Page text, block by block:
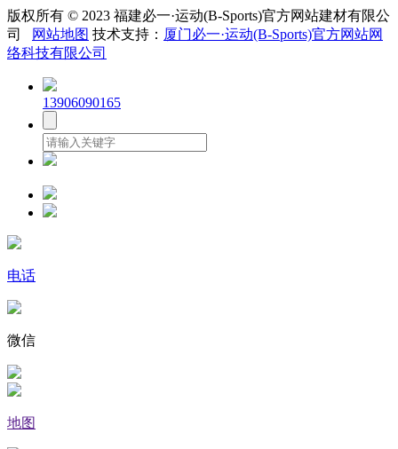
版权所有 © 2023 福建必一·运动(B-Sports)官方网站建材有限公
司
网站地图 技术支持： 厦门必一·运动(B-Sports)官方网站网
络科技有限公司
13906090165
电话
微信
地图